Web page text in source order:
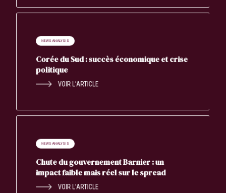
NEWS ANALYSIS
Corée du Sud : succès économique et crise
politique
VOIR L’ARTICLE
NEWS ANALYSIS
Chute du gouvernement Barnier : un
impact faible mais réel sur le spread
VOIR L’ARTICLE